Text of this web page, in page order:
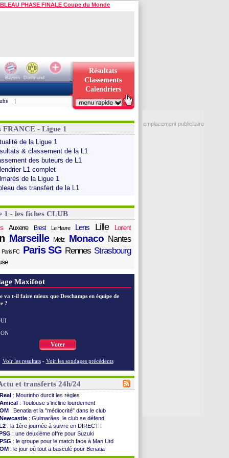
PHASE FINALE Coupe du Monde
Bayern
Dortmund
Résultats
Classements
Calendriers
|
FRANCE - Ligue 1
de la Ligue 1
& classement de la L1
des buteurs de L1
L1 complet
de la Ligue 1
des transfert de la L1
1 - les fiches CLUB
Auxerre Brest Le Havre Lens Lille Lorient
Marseille Metz Monaco Nantes
Paris FC Paris SG Rennes Strasbourg
Maxifoot
va t-il faire mieux que Deschamps en équipe de
?
Voter
Voir les resultats - Voir les sondages précédents
et transferts 24h/24
Real : Mourinho durcit les règles
Amical : Toulouse s'incline lourdement
OM : Benatia et la "médiocrité" dans le club
Newcastle : Guimarães, le club se défend
: la 1ère journée à suivre en DIRECT !
: une deuxième offre pour Suzuki
PSG : le groupe pour le match face à Man Utd
OM : le jour où tout a basculé pour Benatia
Heracles: Reine-Adélaïde, le sort s'acharne...
emplacement publicitaire